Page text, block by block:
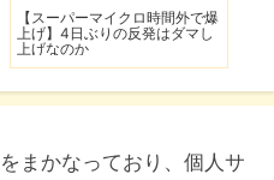
【スーパーマイクロ時間外で爆
上げ】4日ぶりの反発はダマし
上げなのか
まかなっており、個人サ